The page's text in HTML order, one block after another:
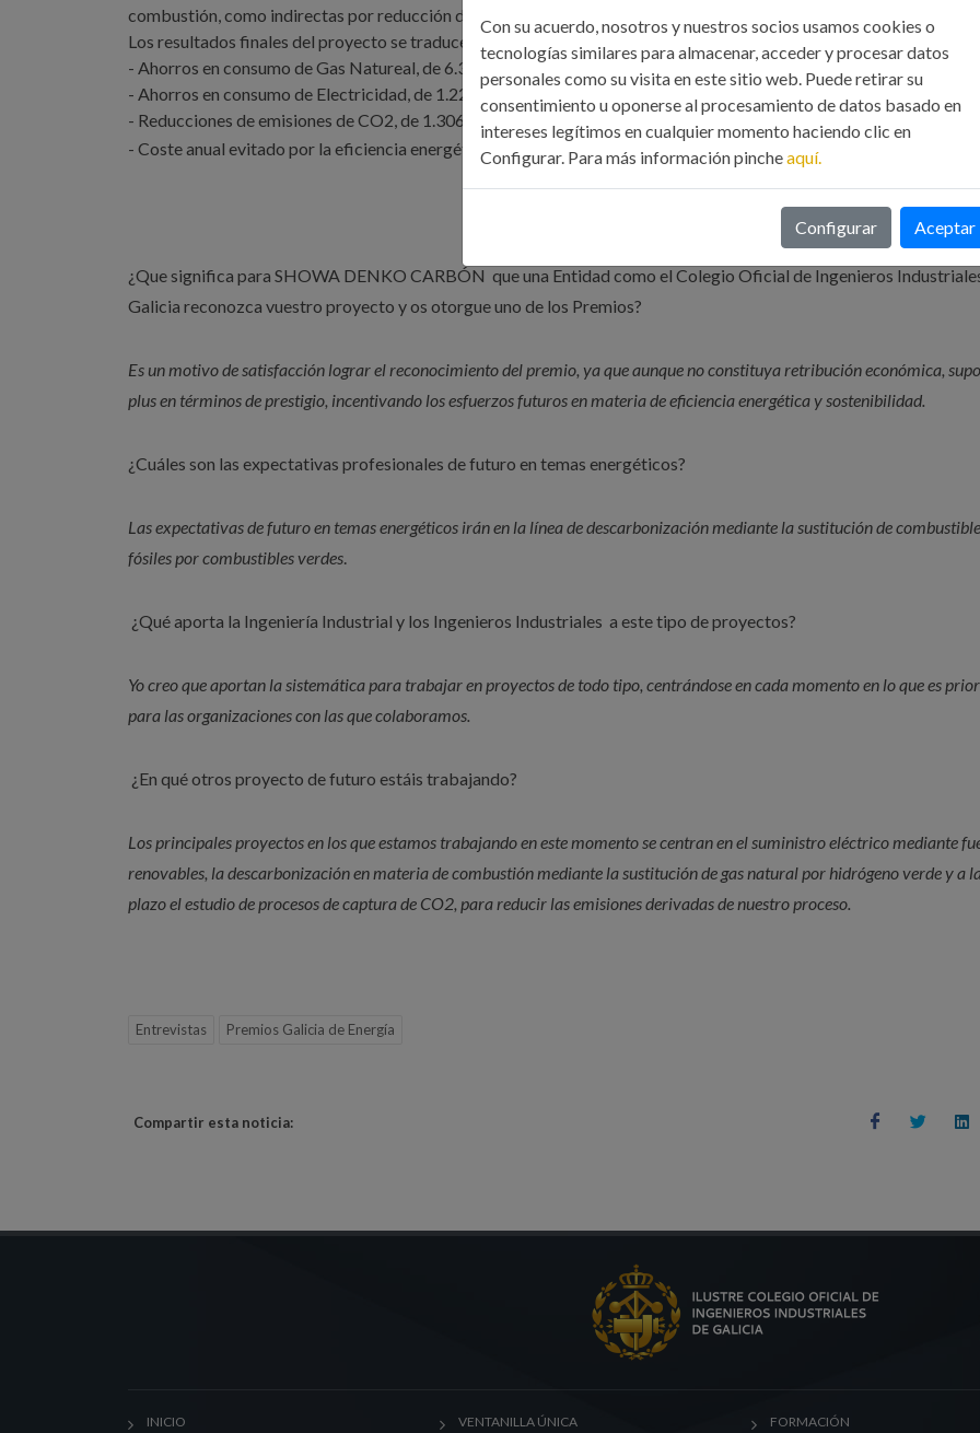
combustión, como indirectas por reducción de consumo de electricidad en procesos de calentamiento.
Los resultados finales del proyecto se traducen en 3 aspectos principales:
- Ahorros en consumo de Gas Natureal, de 6.360 MWh/año, con un coste evitado aproximado de 144.000 €/año.
- Ahorros en consumo de Electricidad, de 1.224 MWh/año, con un coste evitado aproximado de 174.000 €/año.
- Reducciones de emisiones de CO2, de 1.306 ton. CO2/año, con un coste evitado aproximado de 74.000 €/año
- Coste anual evitado por la eficiencia energética: 392.000 €/año.
¿Que significa para SHOWA DENKO CARBÓN que una Entidad como el Colegio Oficial de Ingenieros
Galicia reconozca vuestro proyecto y os otorgue uno de los Premios?
Es un motivo de satisfacción lograr el reconocimiento del premio, ya que aunque no constituya retribución económica,
plus en términos de prestigio, incentivando los esfuerzos futuros en materia de eficiencia energética y sostenibilidad.
¿Cuáles son las expectativas profesionales de futuro en temas energéticos?
Las expectativas de futuro en temas energéticos irán en la línea de descarbonización mediante la sustitución de
fósiles por combustibles verdes
¿Qué aporta la Ingeniería Industrial y los Ingenieros Industriales a este tipo de proyectos?
Yo creo que aportan la sistemática para trabajar en proyectos de todo tipo, centrándose en cada momento en lo que es
para las organizaciones con las que colaboramos.
¿En qué otros proyecto de futuro estáis trabajando?
Los principales proyectos en los que estamos trabajando en este momento se centran en el suministro eléctrico mediante
renovables, la descarbonización en materia de combustión mediante la sustitución de gas natural por hidrógeno verde y a
plazo el estudio de procesos de captura de CO2, para reducir las emisiones derivadas de nuestro proceso.
Entrevistas Premios Galicia de Energía
Compartir esta noticia:
INICIO VENTANILLA ÚNICA FORMACIÓN
Con su acuerdo, nosotros y nuestros socios usamos cookies o
tecnologías similares para almacenar, acceder y procesar datos
personales como su visita en este sitio web. Puede retirar su
consentimiento u oponerse al procesamiento de datos basado en
intereses legítimos en cualquier momento haciendo clic en
Configurar. Para más información pincheaquí.
Configurar Aceptar